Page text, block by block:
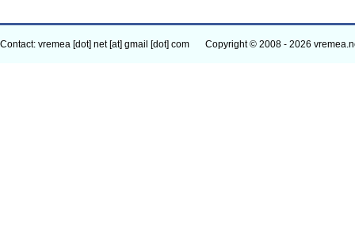
Contact: vremea [dot] net [at] gmail [dot] com Copyright © 2008 - 2026